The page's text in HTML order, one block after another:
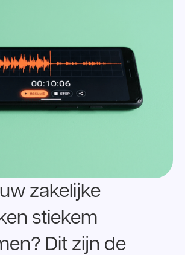
zakelijke
stiekem
Dit zijn de